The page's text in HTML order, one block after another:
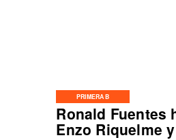
PRIMERA B
Ronald Fuentes
Enzo Riquelme